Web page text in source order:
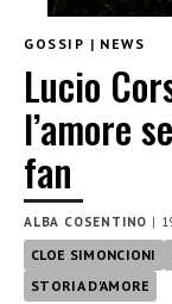
GOSSIP | NEWS
Lucio
l’amore
fan
ALBA COSENTINO |
CLOE SIMONCIONI
STORIA D'AMORE